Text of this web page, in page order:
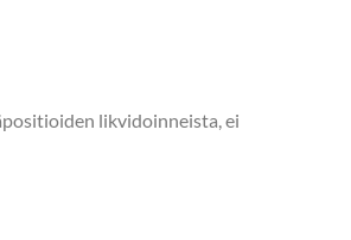
likvidoinneista, ei